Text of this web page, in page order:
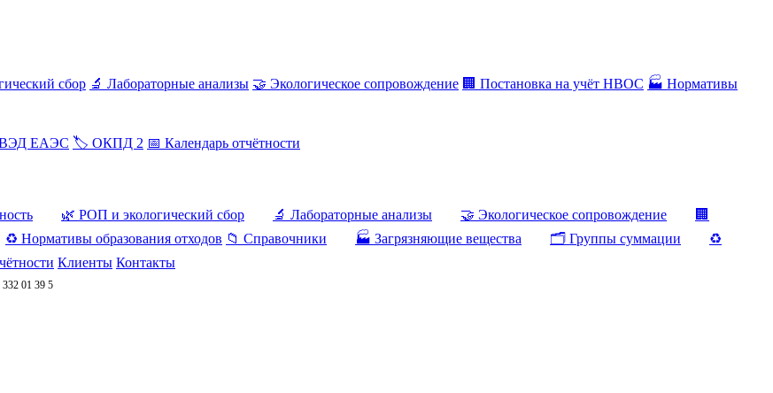
сбор 🔬 Лабораторные анализы 🤝 Экологическое сопровождение 🏢 Постановка на учёт НВОС 🏭 Нормативы
ЕАЭС 🏷️ ОКПД 2 📅 Календарь отчётности
🌿 РОП и экологический сбор 🔬 Лабораторные анализы 🤝 Экологическое сопровождение
🏢
♻️ Нормативы образования отходов 📁 Справочники 🏭 Загрязняющие вещества 🗂️ Группы суммации
♻️
Клиенты Контакты
332 01 39 5